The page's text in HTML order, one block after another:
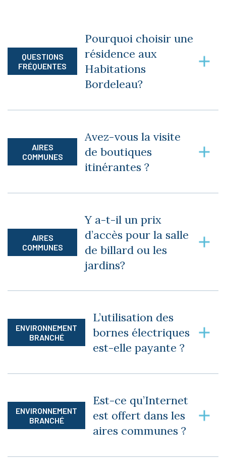
QUESTIONS
FRÉQUENTES
Pourquoi choisir une
résidence aux
Habitations
Bordeleau?
chacun.
AIRES
COMMUNES
Avez-vous la visite
de boutiques
itinérantes ?
faire l’achat de vêtements, chaussures et
autres accessoires.
AIRES
COMMUNES
Y a-t-il un prix
d’accès pour la salle
de billard ou les
jardins?
ENVIRONNEMENT
BRANCHÉ
L’utilisation des
bornes électriques
est-elle payante ?
ENVIRONNEMENT
BRANCHÉ
Est-ce qu’Internet
est offert dans les
aires communes ?